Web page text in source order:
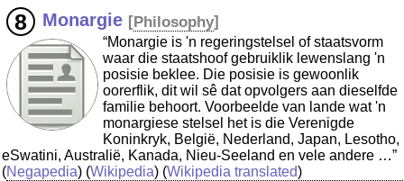
Monargie [Philosophy]
“Monargie is 'n regeringstelsel of staatsvorm
waar die staatshoof gebruiklik lewenslang 'n
posisie beklee. Die posisie is gewoonlik
oorerflik, dit wil sê dat opvolgers aan dieselfde
familie behoort. Voorbeelde van lande wat 'n
monargiese stelsel het is die Verenigde
Koninkryk, België, Nederland, Japan, Lesotho,
eSwatini, Australië, Kanada, Nieu-Seeland en vele andere …”
(Negapedia) (Wikipedia) (Wikipedia translated)